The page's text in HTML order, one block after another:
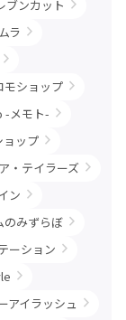
ブンカット
ラ
モショップ
-メモト-
ョップ
・テイラーズ
ン
のみずらぼ
ーション
アイラッシュ